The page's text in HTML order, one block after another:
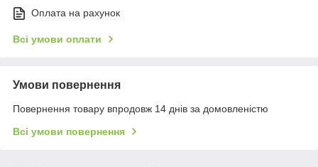
Оплата на рахунок
Всі умови оплати
Умови повернення
Повернення товару впродовж 14 днів за домовленістю
Всі умови повернення